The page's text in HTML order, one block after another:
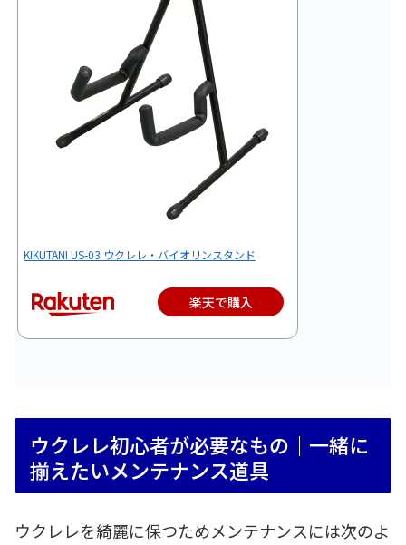
KIKUTANI US-03 ウクレレ・バイオリンスタンド
楽天で購入
ウクレレ初心者が必要なもの｜一緒に
揃えたいメンテナンス道具
ウクレレを綺麗に保つためメンテナンスには次のよ